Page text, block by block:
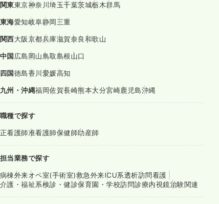
関東東京神奈川埼玉千葉茨城栃木群馬
東海愛知岐阜静岡三重
関西大阪京都兵庫滋賀奈良和歌山
中国広島岡山鳥取島根山口
四国徳島香川愛媛高知
九州・沖縄福岡佐賀長崎熊本大分宮崎鹿児島沖縄
職種で探す
正看護師准看護師保健師助産師
担当業務で探す
病棟外来オペ室(手術室)救急外来ICU系透析訪問看護
介護・福祉系検診・健診保育園・学校訪問診療内視鏡治験関連